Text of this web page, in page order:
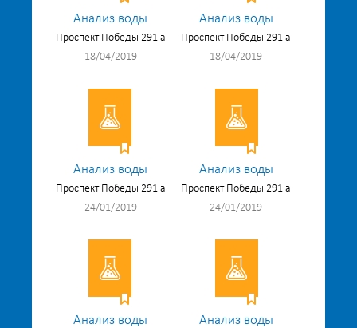
Анализ воды
Проспект Победы 291 а
18/04/2019
Анализ воды
Проспект Победы 291 а
18/04/2019
Анализ воды
Проспект Победы 291 а
24/01/2019
Анализ воды
Проспект Победы 291 а
24/01/2019
Анализ воды Анализ воды